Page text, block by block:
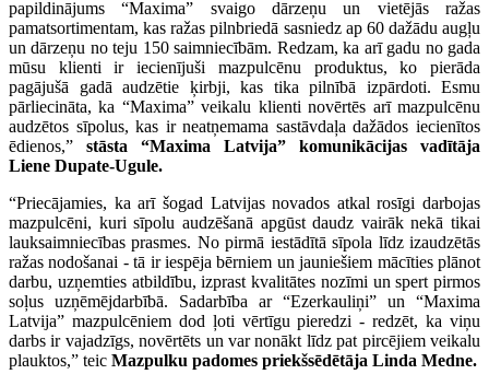
papildinājums “Maxima” svaigo dārzeņu un vietējās ražas
pamatsortimentam, kas ražas pilnbriedā sasniedz ap 60 dažādu augļu
un dārzeņu no teju 150 saimniecībām. Redzam, ka arī gadu no gada
mūsu klienti ir iecienījuši mazpulcēnu produktus, ko pierāda
pagājušā gadā audzētie ķirbji, kas tika pilnībā izpārdoti. Esmu
pārliecināta, ka “Maxima” veikalu klienti novērtēs arī mazpulcēnu
audzētos sīpolus, kas ir neatņemama sastāvdaļa dažādos iecienītos
ēdienos,” stāsta “Maxima Latvija” komunikācijas vadītāja
Liene Dupate-Ugule.
“Priecājamies, ka arī šogad Latvijas novados atkal rosīgi darbojas
mazpulcēni, kuri sīpolu audzēšanā apgūst daudz vairāk nekā tikai
lauksaimniecības prasmes. No pirmā iestādītā sīpola līdz izaudzētās
ražas nodošanai - tā ir iespēja bērniem un jauniešiem mācīties plānot
darbu, uzņemties atbildību, izprast kvalitātes nozīmi un spert pirmos
soļus uzņēmējdarbībā. Sadarbība ar “Ezerkauliņi” un “Maxima
Latvija” mazpulcēniem dod ļoti vērtīgu pieredzi - redzēt, ka viņu
darbs ir vajadzīgs, novērtēts un var nonākt līdz pat pircējiem veikalu
plauktos,” teic Mazpulku padomes priekšsēdētāja Linda Medne.